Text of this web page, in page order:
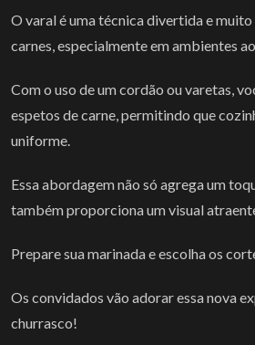
O varal é uma técnica divertida e
carnes, especialmente em ambientes
Com o uso de um cordão ou varetas,
espetos de carne, permitindo que
uniforme.
Essa abordagem não só agrega um
também proporciona um visual
Prepare sua marinada e escolha os
Os convidados vão adorar essa nova
churrasco!